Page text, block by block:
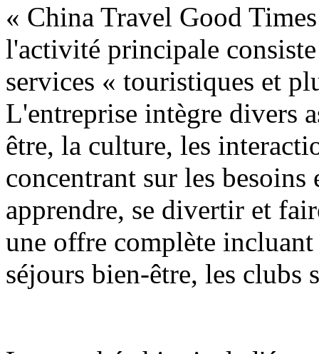
« China Travel Good
l'activité principale
services « touristiques et
L'entreprise intègre divers
être, la culture, les
concentrant sur les
apprendre, se divertir et
une offre complète
séjours bien-être, les clubs